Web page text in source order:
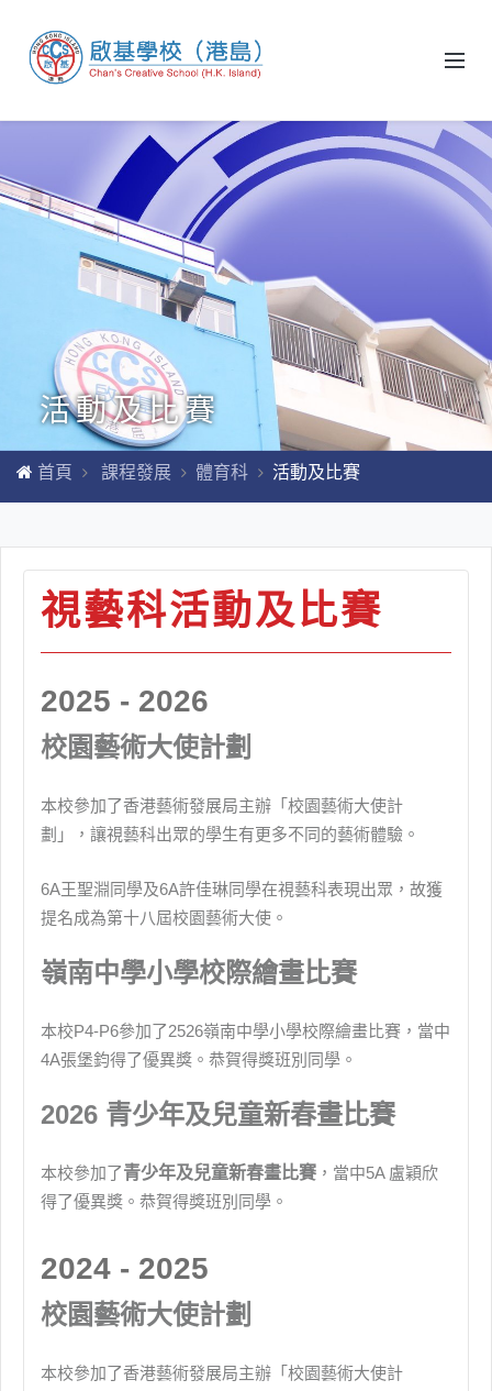
活動及比賽
首頁 課程發展 體育科 活動及比賽
視藝科活動及比賽
2025 - 2026
校園藝術大使計劃
本校參加了香港藝術發展局主辦「校園藝術大使計
劃」，讓視藝科出眾的學生有更多不同的藝術體驗。
6A王聖淵同學及6A許佳琳同學在視藝科表現出眾，故獲
提名成為第十八屆校園藝術大使。
嶺南中學小學校際繪畫比賽
本校P4-P6參加了2526嶺南中學小學校際繪畫比賽，當中
4A張堡鈞得了優異獎。恭賀得獎班別同學。
2026 青少年及兒童新春畫比賽
本校參加了青少年及兒童新春畫比賽 ，當中5A 盧穎欣
得了優異獎。恭賀得獎班別同學。
2024 - 2025
校園藝術大使計劃
本校參加了香港藝術發展局主辦「校園藝術大使計